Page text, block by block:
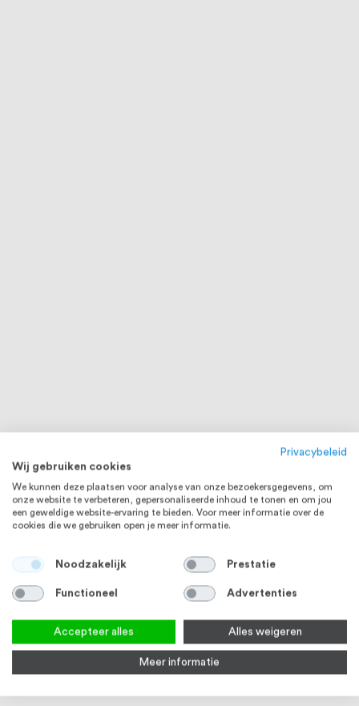
Privacybeleid
Wij gebruiken cookies
We kunnen deze plaatsen voor analyse van onze bezoekersgegevens, om
onze website te verbeteren, gepersonaliseerde inhoud te tonen en om jou
een geweldige website-ervaring te bieden. Voor meer informatie over de
cookies die we gebruiken open je meer informatie.
Noodzakelijk Prestatie
Functioneel Advertenties
Accepteer alles Alles weigeren
Meer informatie